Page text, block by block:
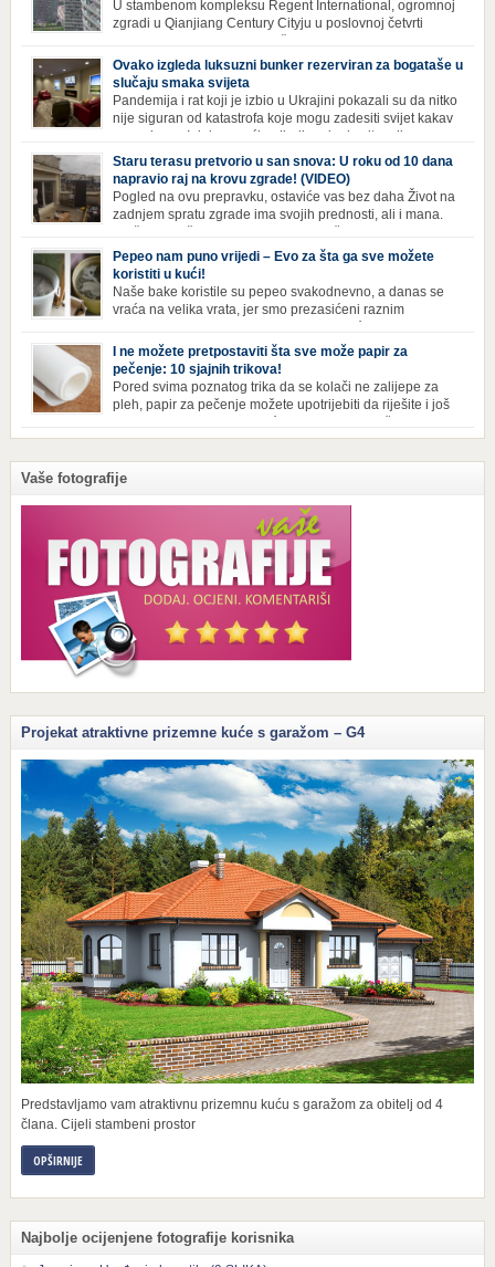
U stambenom kompleksu Regent International, ogromnoj
zgradi u Qianjiang Century Cityju u poslovnoj četvrti
koji nikad ne moraju izaći iz njega. Naime, s obzirom na to da unutar
zgrade mogu pronaći sve potrepštine koje im zatrebaju, stanari ovog
kompleksa zapravo nemaju potrebe izlaziti izvan njega ako […]
Ovako izgleda luksuzni bunker rezerviran za bogataše u
slučaju smaka svijeta
Pandemija i rat koji je izbio u Ukrajini pokazali su da nitko
nije siguran od katastrofa koje mogu zadesiti svijet kakav
poznajemo. I dok se većina ljudi nada da situacija u
svijetu neće postati još gora te da su prijetnje nuklearnim oružjem
isprazne, ima i onih koji se spremaju za najgori scenariji. Naime,
Survival Condo […]
Staru terasu pretvorio u san snova: U roku od 10 dana
napravio raj na krovu zgrade! (VIDEO)
Pogled na ovu prepravku, ostaviće vas bez daha Život na
zadnjem spratu zgrade ima svojih prednosti, ali i mana.
Izloženost kiši, suncu, vetru i snijegu čini da se materijali
brže troše, a terasa poprimi ruiniran izgled. Ovaj muškarac je promijenio
sve, kada je renovirao terasu i sebi stvorio zaista rajski kutak. Uživajte i
vi u […]
Pepeo nam puno vrijedi – Evo za šta ga sve možete
koristiti u kući!
Naše bake koristile su pepeo svakodnevno, a danas se
vraća na velika vrata, jer smo prezasićeni raznim
toksinima iz industrijskih preparata za kućnu higijenu.
Izbjeljivač bez premca Čak i kada se pere najboljim deterdžentima, uz
dodatak izbjeljivača, rublje ne dobija blistavu bjelinu. Možda niste znali
da je cijeđ drvenog pepela fenomenalno sredstvo za pranje bijelog […]
I ne možete pretpostaviti šta sve može papir za
pečenje: 10 sjajnih trikova!
Pored svima poznatog trika da se kolači ne zalijepe za
pleh, papir za pečenje možete upotrijebiti da riješite i još
upotrebu papira za pečenje koji će vam učiniti život lakšim i eliminisati
male smetnje koje često niko ne zna kako da popravi! Uglancajte česme
Papirom […]
Vaše fotografije
Projekat atraktivne prizemne kuće s garažom – G4
Predstavljamo vam atraktivnu prizemnu kuću s garažom za obitelj od 4
člana. Cijeli stambeni prostor
OPŠIRNIJE
Najbolje ocijenjene fotografije korisnika